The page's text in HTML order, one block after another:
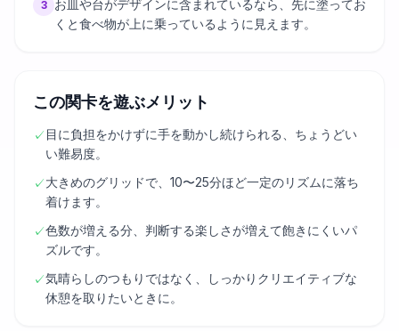
3
お皿や台がデザインに含まれているなら、先に塗ってお
くと食べ物が上に乗っているように見えます。
この関卡を遊ぶメリット
✓ 目に負担をかけずに手を動かし続けられる、ちょうどい
い難易度。
✓大きめのグリッドで、10〜25分ほど一定のリズムに落ち
着けます。
✓色数が増える分、判断する楽しさが増えて飽きにくいパ
ズルです。
✓気晴らしのつもりではなく、しっかりクリエイティブな
休憩を取りたいときに。